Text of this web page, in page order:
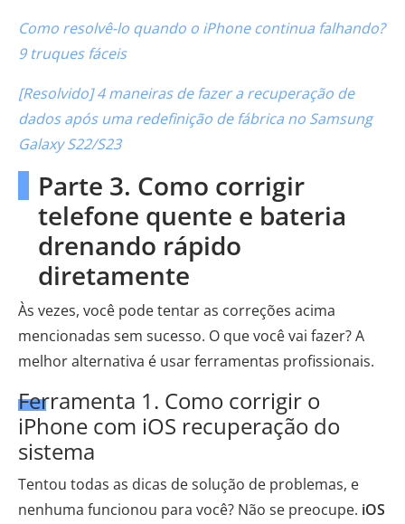
Como resolvê-lo quando o iPhone continua falhando?
9 truques fáceis
[Resolvido] 4 maneiras de fazer a recuperação de
dados após uma redefinição de fábrica no Samsung
Galaxy S22/S23
Parte 3. Como corrigir
telefone quente e bateria
drenando rápido
diretamente
Às vezes, você pode tentar as correções acima
mencionadas sem sucesso. O que você vai fazer? A
melhor alternativa é usar ferramentas profissionais.
Ferramenta 1. Como corrigir o
iPhone com iOS recuperação do
sistema
Tentou todas as dicas de solução de problemas, e
nenhuma funcionou para você? Não se preocupe. iOS